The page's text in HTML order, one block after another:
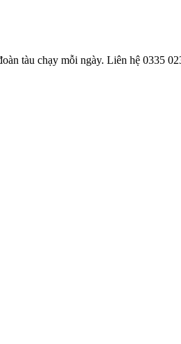
tàu chạy mỗi ngày. Liên hệ 0335